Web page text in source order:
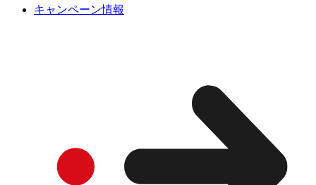
キャンペーン情報